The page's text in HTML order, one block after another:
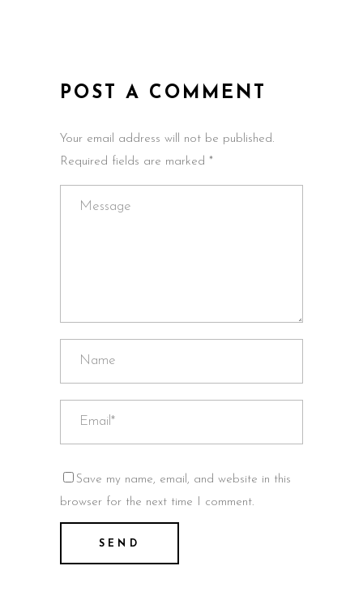
POST A COMMENT
Your email address will not be published.
Required fields are marked *
Save my name, email, and website in this
browser for the next time I comment.